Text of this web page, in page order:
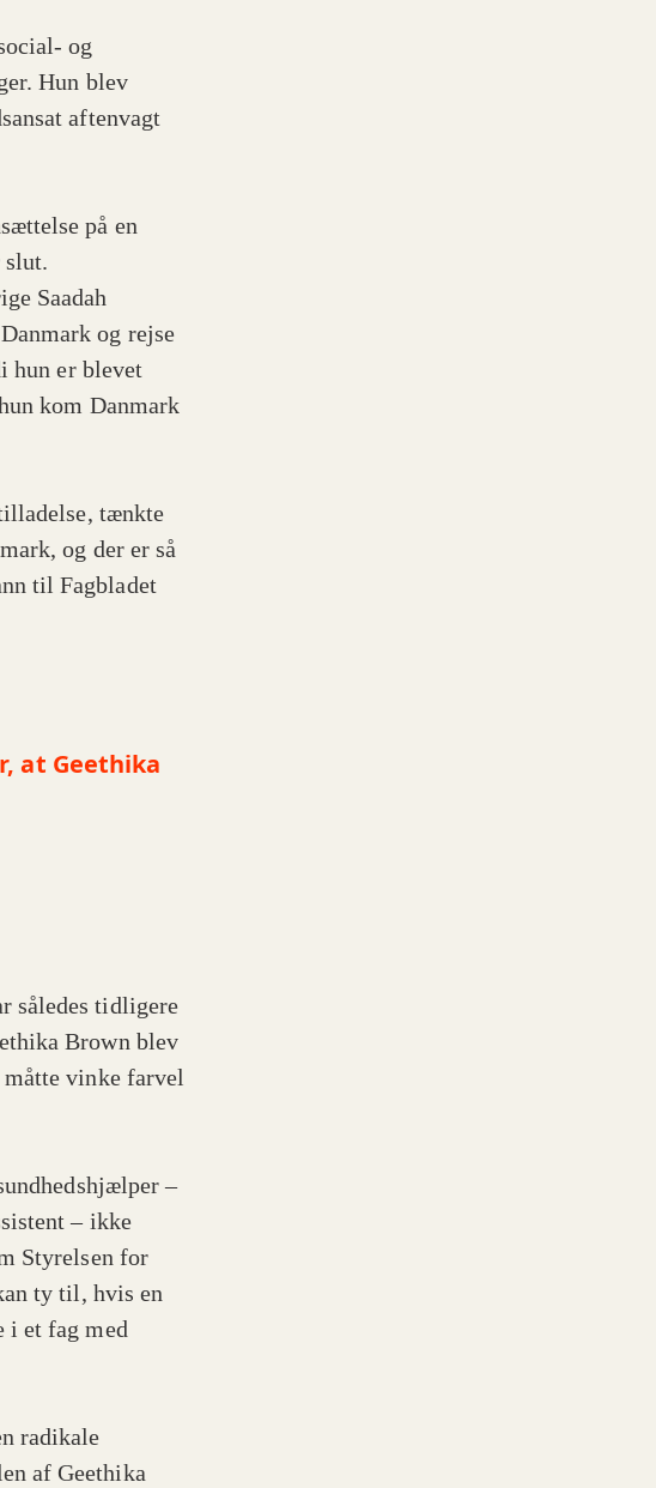
og
Hun blev
aftenvagt
på en
slut.
Saadah
og rejse
hun er blevet
kom Danmark
tænkte
og der er så
til Fagbladet
at Geethika
således tidligere
Brown blev
vinke farvel
–
– ikke
Styrelsen for
ty til, hvis en
i et fag med
radikale
af Geethika